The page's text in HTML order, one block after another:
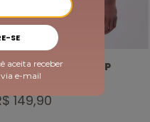
MUSCLE KEEP
MIX TRUE DRY
149,90
SE
aceita receber
e-mail